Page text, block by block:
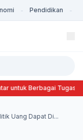
- Pendidikan -
untuk Berbagai Tugas
Uang Dapat Di...